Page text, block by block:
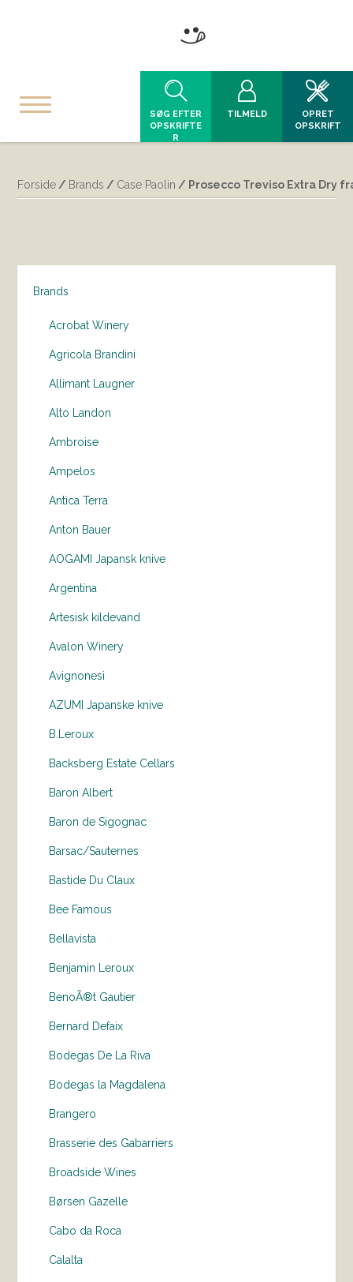
SØG EFTER
OPSKRIFTE
R
TILMELD
OPRET
OPSKRIFT
Forside / Brands / Case Paolin / Prosecco Treviso Extra Dry
Brands
Acrobat Winery
Agricola Brandini
Allimant Laugner
Alto Landon
Ambroise
Ampelos
Antica Terra
Anton Bauer
AOGAMI Japansk knive
Argentina
Artesisk kildevand
Avalon Winery
Avignonesi
AZUMI Japanske knive
B.Leroux
Backsberg Estate Cellars
Baron Albert
Baron de Sigognac
Barsac/Sauternes
Bastide Du Claux
Bee Famous
Bellavista
Benjamin Leroux
BenoÃ®t Gautier
Bernard Defaix
Bodegas De La Riva
Bodegas la Magdalena
Brangero
Brasserie des Gabarriers
Broadside Wines
Børsen Gazelle
Cabo da Roca
Calalta